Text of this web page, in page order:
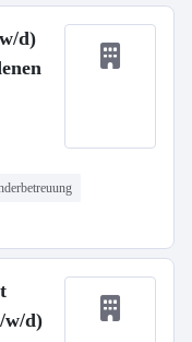
d)
w/d)